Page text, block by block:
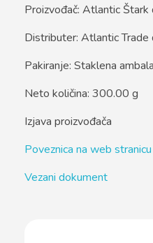
Proizvođač: Atlantic Štark
Distributer: Atlantic Trade
Pakiranje: Staklena
Neto količina: 300.00 g
Izjava proizvođača
Poveznica na web
Vezani dokument